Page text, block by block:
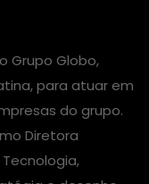
Grupo Globo,
para atuar em
do grupo.
Diretora